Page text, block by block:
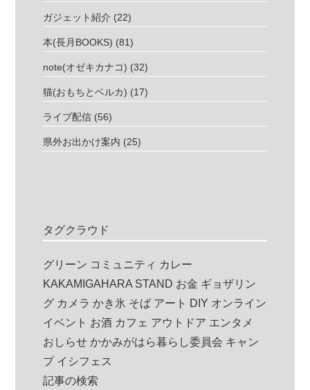
ガジェット紹介 (22)
本(長月BOOKS) (81)
note(オゼキカナコ) (32)
猫(おもちとベルカ) (17)
ライブ配信 (56)
県外お出かけ案内 (25)
タグクラウド
グリーン コミュニティ カレー
KAKAMIGAHARA STAND お金 ギョザリン
グ カメラ かき氷 そば アート DIY オンライン
イベント お酒 カフェ アウトドア エンタメ
おしらせ かかみがはら暮らし委員会 キャン
プ イシフェス
記事の検索